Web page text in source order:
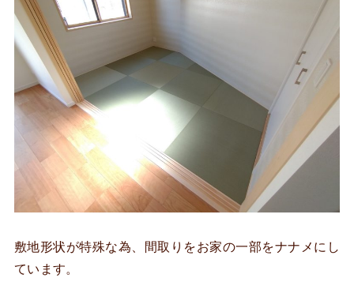
敷地形状が特殊な為、間取りをお家の一部をナナメにし
ています。